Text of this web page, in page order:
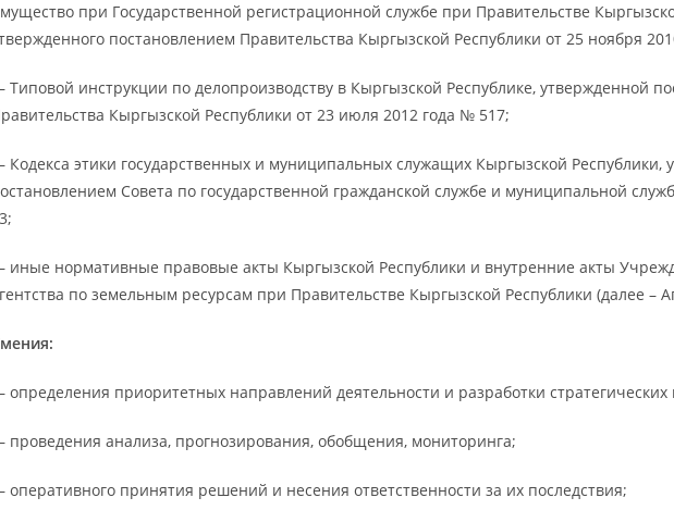
при Государственной регистрационной службе при Правительстве
постановлением Правительства Кыргызской Республики от 25 ноября
Типовой инструкции по делопроизводству в Кыргызской Республике, утвержденной
Кыргызской Республики от 23 июля 2012 года № 517;
Кодекса этики государственных и муниципальных служащих Кыргызской Республики,
Совета по государственной гражданской службе и муниципальной
иные нормативные правовые акты Кыргызской Республики и внутренние акты
по земельным ресурсам при Правительстве Кыргызской Республики (далее –
определения приоритетных направлений деятельности и разработки стратегических
проведения анализа, прогнозирования, обобщения, мониторинга;
оперативного принятия решений и несения ответственности за их последствия;